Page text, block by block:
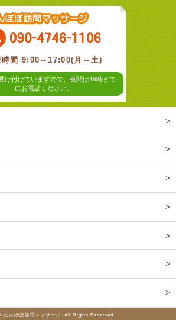
時間 9:00～17:00(月～土)
け付けていますので、夜間は19時まで
にお電話ください。
たんぽぽ訪問マッサージ. All Rights Reserved.